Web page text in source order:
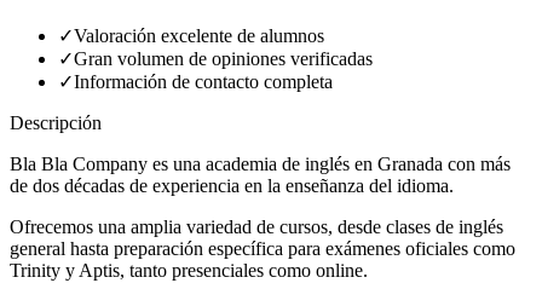
✓Valoración excelente de alumnos
✓Gran volumen de opiniones verificadas
✓Información de contacto completa
Descripción
Bla Bla Company es una academia de inglés en Granada con más
de dos décadas de experiencia en la enseñanza del idioma.
Ofrecemos una amplia variedad de cursos, desde clases de inglés
general hasta preparación específica para exámenes oficiales como
Trinity y Aptis, tanto presenciales como online.